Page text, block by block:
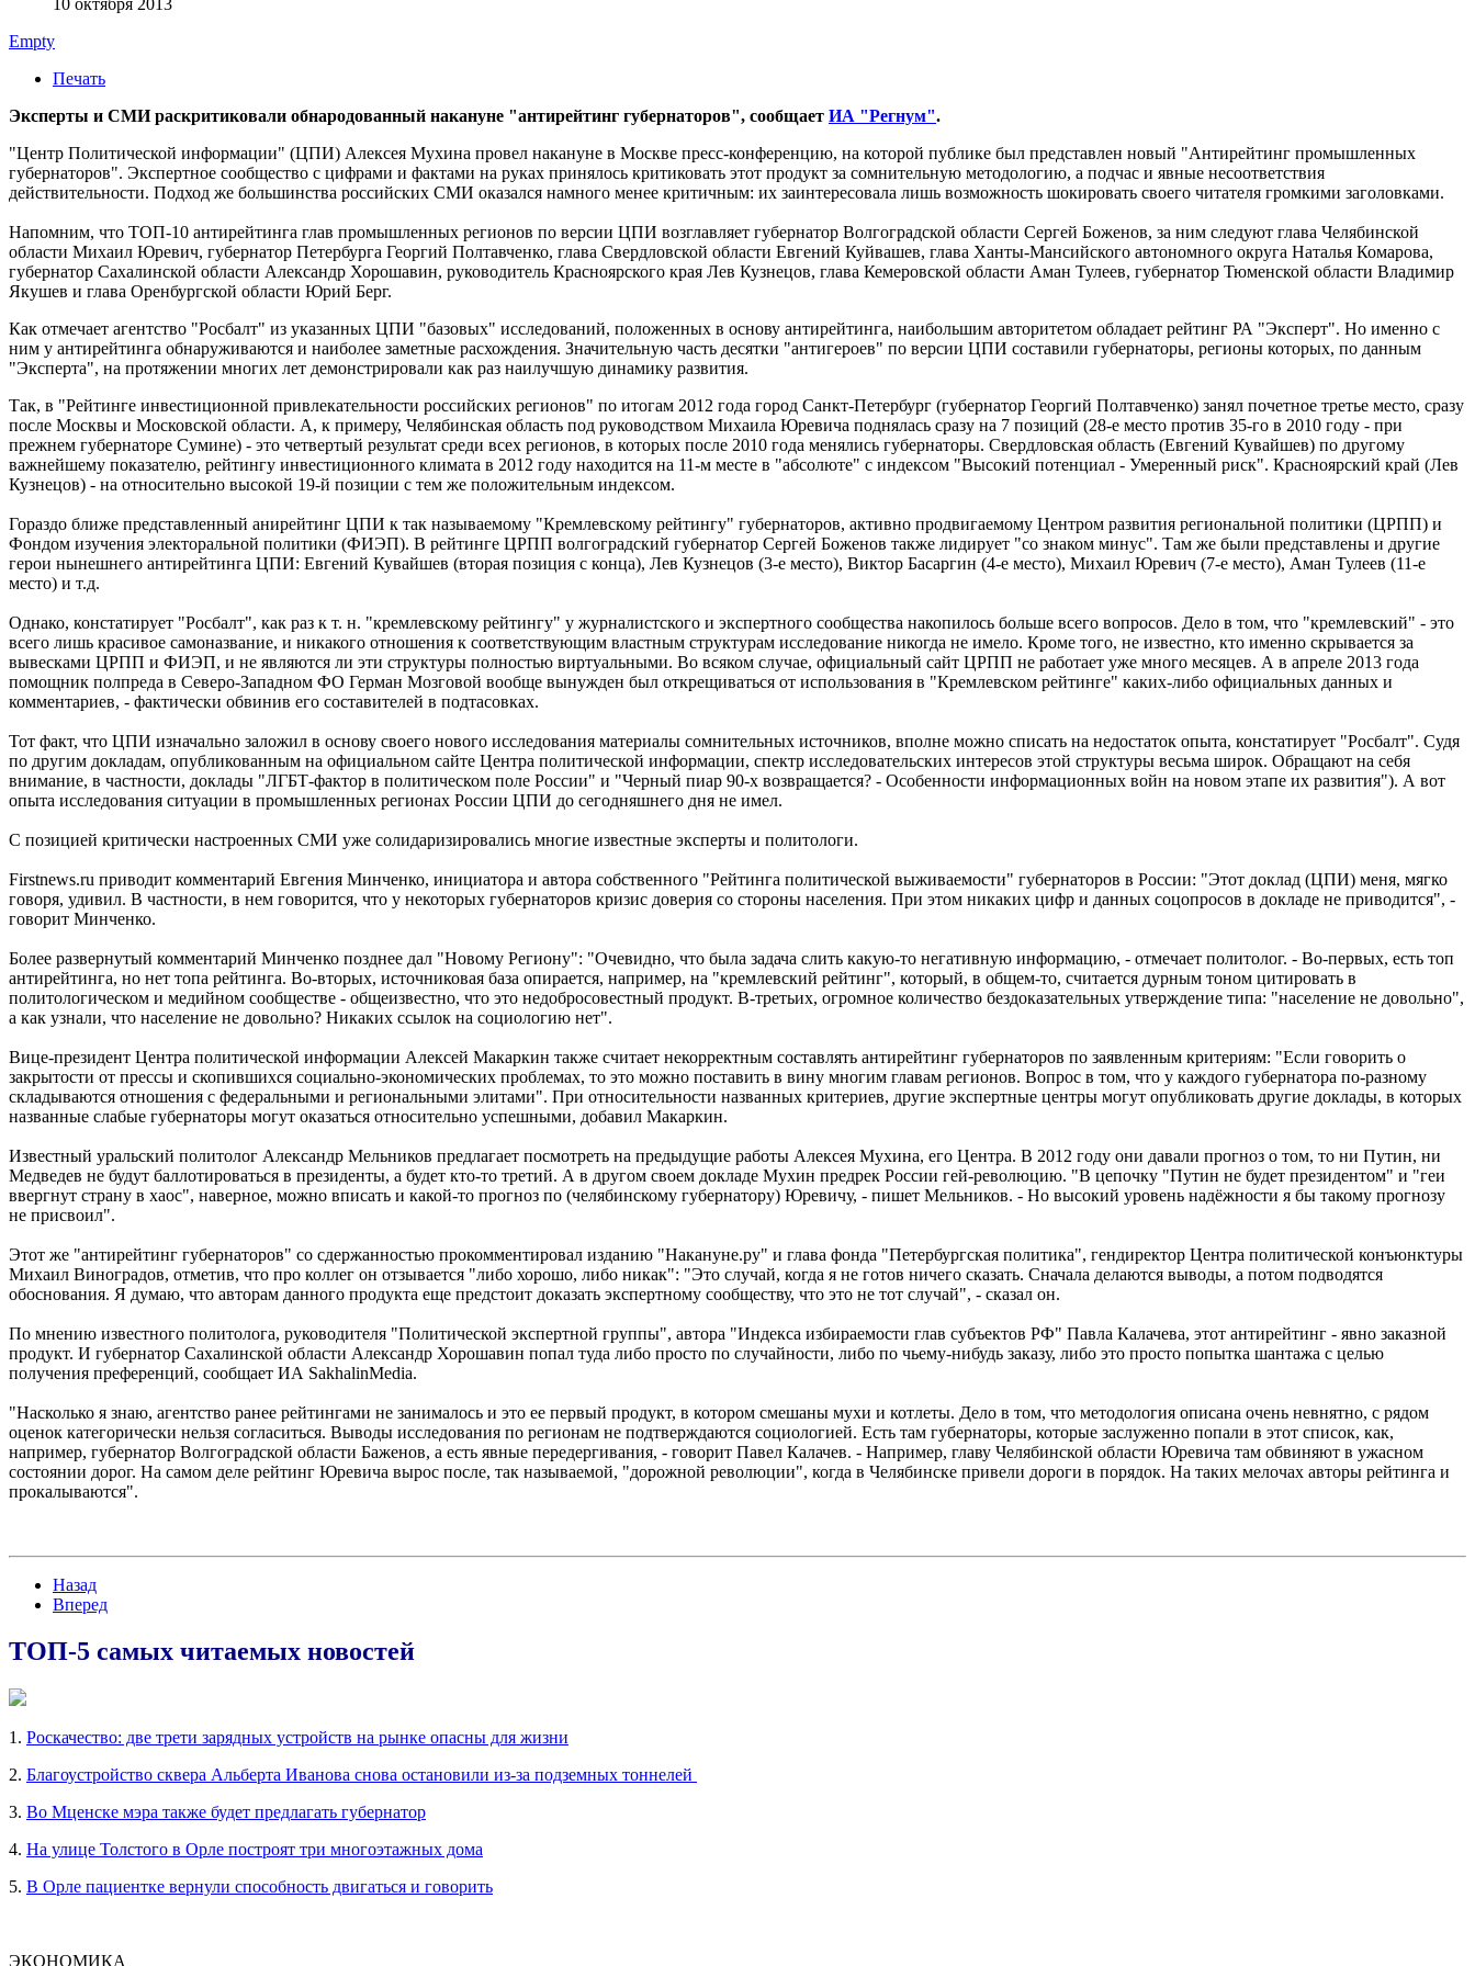
Empty
Печать
Эксперты и СМИ раскритиковали обнародованный накануне "антирейтинг губернаторов", сообщает ИА "Регнум".
"Центр Политической информации" (ЦПИ) Алексея Мухина провел накануне в Москве пресс-конференцию, на которой публике был представлен новый "Антирейтинг промышленных
губернаторов". Экспертное сообщество с цифрами и фактами на руках принялось критиковать этот продукт за сомнительную методологию, а подчас и явные несоответствия
действительности. Подход же большинства российских СМИ оказался намного менее критичным: их заинтересовала лишь возможность шокировать своего читателя громкими заголовками.
Напомним, что ТОП-10 антирейтинга глав промышленных регионов по версии ЦПИ возглавляет губернатор Волгоградской области Сергей Боженов, за ним следуют глава Челябинской
области Михаил Юревич, губернатор Петербурга Георгий Полтавченко, глава Свердловской области Евгений Куйвашев, глава Ханты-Мансийского автономного округа Наталья Комарова,
губернатор Сахалинской области Александр Хорошавин, руководитель Красноярского края Лев Кузнецов, глава Кемеровской области Аман Тулеев, губернатор Тюменской области Владимир
Якушев и глава Оренбургской области Юрий Берг.
Как отмечает агентство "Росбалт" из указанных ЦПИ "базовых" исследований, положенных в основу антирейтинга, наибольшим авторитетом обладает рейтинг РА "Эксперт". Но именно с
ним у антирейтинга обнаруживаются и наиболее заметные расхождения. Значительную часть десятки "антигероев" по версии ЦПИ составили губернаторы, регионы которых, по данным
"Эксперта", на протяжении многих лет демонстрировали как раз наилучшую динамику развития.
Так, в "Рейтинге инвестиционной привлекательности российских регионов" по итогам 2012 года город Санкт-Петербург (губернатор Георгий Полтавченко) занял почетное третье место, сразу
после Москвы и Московской области. А, к примеру, Челябинская область под руководством Михаила Юревича поднялась сразу на 7 позиций (28-е место против 35-го в 2010 году - при
прежнем губернаторе Сумине) - это четвертый результат среди всех регионов, в которых после 2010 года менялись губернаторы. Свердловская область (Евгений Кувайшев) по другому
важнейшему показателю, рейтингу инвестиционного климата в 2012 году находится на 11-м месте в "абсолюте" с индексом "Высокий потенциал - Умеренный риск". Красноярский край (Лев
Кузнецов) - на относительно высокой 19-й позиции с тем же положительным индексом.
Гораздо ближе представленный анирейтинг ЦПИ к так называемому "Кремлевскому рейтингу" губернаторов, активно продвигаемому Центром развития региональной политики (ЦРПП) и
Фондом изучения электоральной политики (ФИЭП). В рейтинге ЦРПП волгоградский губернатор Сергей Боженов также лидирует "со знаком минус". Там же были представлены и другие
герои нынешнего антирейтинга ЦПИ: Евгений Кувайшев (вторая позиция с конца), Лев Кузнецов (3-е место), Виктор Басаргин (4-е место), Михаил Юревич (7-е место), Аман Тулеев (11-е
место) и т.д.
Однако, констатирует "Росбалт", как раз к т. н. "кремлевскому рейтингу" у журналистского и экспертного сообщества накопилось больше всего вопросов. Дело в том, что "кремлевский" - это
всего лишь красивое самоназвание, и никакого отношения к соответствующим властным структурам исследование никогда не имело. Кроме того, не известно, кто именно скрывается за
вывесками ЦРПП и ФИЭП, и не являются ли эти структуры полностью виртуальными. Во всяком случае, официальный сайт ЦРПП не работает уже много месяцев. А в апреле 2013 года
помощник полпреда в Северо-Западном ФО Герман Мозговой вообще вынужден был открещиваться от использования в "Кремлевском рейтинге" каких-либо официальных данных и
комментариев, - фактически обвинив его составителей в подтасовках.
Тот факт, что ЦПИ изначально заложил в основу своего нового исследования материалы сомнительных источников, вполне можно списать на недостаток опыта, констатирует "Росбалт". Судя
по другим докладам, опубликованным на официальном сайте Центра политической информации, спектр исследовательских интересов этой структуры весьма широк. Обращают на себя
внимание, в частности, доклады "ЛГБТ-фактор в политическом поле России" и "Черный пиар 90-х возвращается? - Особенности информационных войн на новом этапе их развития"). А вот
опыта исследования ситуации в промышленных регионах России ЦПИ до сегодняшнего дня не имел.
С позицией критически настроенных СМИ уже солидаризировались многие известные эксперты и политологи.
Firstnews.ru приводит комментарий Евгения Минченко, инициатора и автора собственного "Рейтинга политической выживаемости" губернаторов в России: "Этот доклад (ЦПИ) меня, мягко
говоря, удивил. В частности, в нем говорится, что у некоторых губернаторов кризис доверия со стороны населения. При этом никаких цифр и данных соцопросов в докладе не приводится", -
говорит Минченко.
Более развернутый комментарий Минченко позднее дал "Новому Региону": "Очевидно, что была задача слить какую-то негативную информацию, - отмечает политолог. - Во-первых, есть топ
антирейтинга, но нет топа рейтинга. Во-вторых, источниковая база опирается, например, на "кремлевский рейтинг", который, в общем-то, считается дурным тоном цитировать в
политологическом и медийном сообществе - общеизвестно, что это недобросовестный продукт. В-третьих, огромное количество бездоказательных утверждение типа: "население не довольно",
а как узнали, что население не довольно? Никаких ссылок на социологию нет".
Вице-президент Центра политической информации Алексей Макаркин также считает некорректным составлять антирейтинг губернаторов по заявленным критериям: "Если говорить о
закрытости от прессы и скопившихся социально-экономических проблемах, то это можно поставить в вину многим главам регионов. Вопрос в том, что у каждого губернатора по-разному
складываются отношения с федеральными и региональными элитами". При относительности названных критериев, другие экспертные центры могут опубликовать другие доклады, в которых
названные слабые губернаторы могут оказаться относительно успешными, добавил Макаркин.
Известный уральский политолог Александр Мельников предлагает посмотреть на предыдущие работы Алексея Мухина, его Центра. В 2012 году они давали прогноз о том, то ни Путин, ни
Медведев не будут баллотироваться в президенты, а будет кто-то третий. А в другом своем докладе Мухин предрек России гей-революцию. "В цепочку "Путин не будет президентом" и "геи
ввергнут страну в хаос", наверное, можно вписать и какой-то прогноз по (челябинскому губернатору) Юревичу, - пишет Мельников. - Но высокий уровень надёжности я бы такому прогнозу
не присвоил".
Этот же "антирейтинг губернаторов" со сдержанностью прокомментировал изданию "Накануне.ру" и глава фонда "Петербургская политика", гендиректор Центра политической конъюнктуры
Михаил Виноградов, отметив, что про коллег он отзывается "либо хорошо, либо никак": "Это случай, когда я не готов ничего сказать. Сначала делаются выводы, а потом подводятся
обоснования. Я думаю, что авторам данного продукта еще предстоит доказать экспертному сообществу, что это не тот случай", - сказал он.
По мнению известного политолога, руководителя "Политической экспертной группы", автора "Индекса избираемости глав субъектов РФ" Павла Калачева, этот антирейтинг - явно заказной
продукт. И губернатор Сахалинской области Александр Хорошавин попал туда либо просто по случайности, либо по чьему-нибудь заказу, либо это просто попытка шантажа с целью
получения преференций, сообщает ИА SakhalinMedia.
"Насколько я знаю, агентство ранее рейтингами не занималось и это ее первый продукт, в котором смешаны мухи и котлеты. Дело в том, что методология описана очень невнятно, с рядом
оценок категорически нельзя согласиться. Выводы исследования по регионам не подтверждаются социологией. Есть там губернаторы, которые заслуженно попали в этот список, как,
например, губернатор Волгоградской области Баженов, а есть явные передергивания, - говорит Павел Калачев. - Например, главу Челябинской области Юревича там обвиняют в ужасном
состоянии дорог. На самом деле рейтинг Юревича вырос после, так называемой, "дорожной революции", когда в Челябинске привели дороги в порядок. На таких мелочах авторы рейтинга и
прокалываются".
Назад
Вперед
ТОП-5 самых читаемых новостей
1. Роскачество: две трети зарядных устройств на рынке опасны для жизни
2. Благоустройство сквера Альберта Иванова снова остановили из-за подземных тоннелей
3. Во Мценске мэра также будет предлагать губернатор
4. На улице Толстого в Орле построят три многоэтажных дома
5. В Орле пациентке вернули способность двигаться и говорить
ЭКОНОМИКА